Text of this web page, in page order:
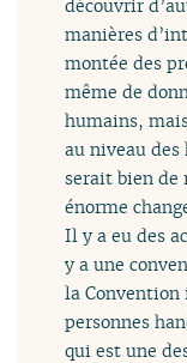
découvrir
manières
montée des
même de
humains,
au niveau des
serait bien de
énorme
Il y a eu des
y a une
la
personnes
qui est une